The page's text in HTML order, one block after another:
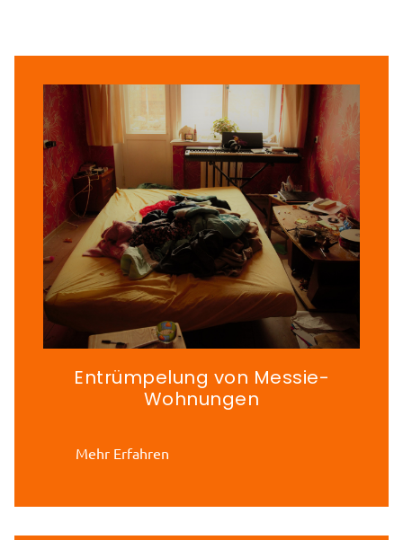
Entrümpelung von Messie-
Wohnungen
Mehr Erfahren